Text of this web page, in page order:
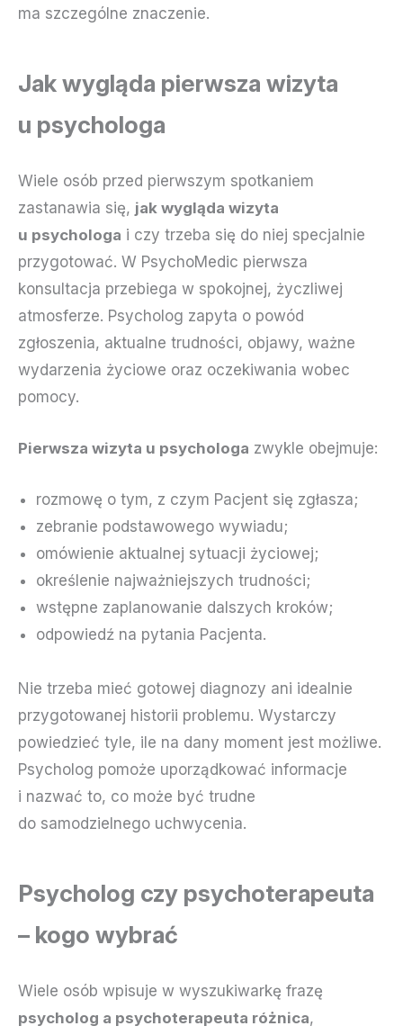
ma szczególne znaczenie.
Jak wygląda pierwsza wizyta
u psychologa
Wiele osób przed pierwszym spotkaniem
zastanawia się, jak wygląda wizyta
u psychologa i czy trzeba się do niej specjalnie
przygotować. W PsychoMedic pierwsza
konsultacja przebiega w spokojnej, życzliwej
atmosferze. Psycholog zapyta o powód
zgłoszenia, aktualne trudności, objawy, ważne
wydarzenia życiowe oraz oczekiwania wobec
pomocy.
Pierwsza wizyta u psychologa zwykle obejmuje:
rozmowę o tym, z czym Pacjent się zgłasza;
zebranie podstawowego wywiadu;
omówienie aktualnej sytuacji życiowej;
określenie najważniejszych trudności;
wstępne zaplanowanie dalszych kroków;
odpowiedź na pytania Pacjenta.
Nie trzeba mieć gotowej diagnozy ani idealnie
przygotowanej historii problemu. Wystarczy
powiedzieć tyle, ile na dany moment jest możliwe.
Psycholog pomoże uporządkować informacje
i nazwać to, co może być trudne
do samodzielnego uchwycenia.
Psycholog czy psychoterapeuta
– kogo wybrać
Wiele osób wpisuje w wyszukiwarkę frazę
psycholog a psychoterapeuta różnica,